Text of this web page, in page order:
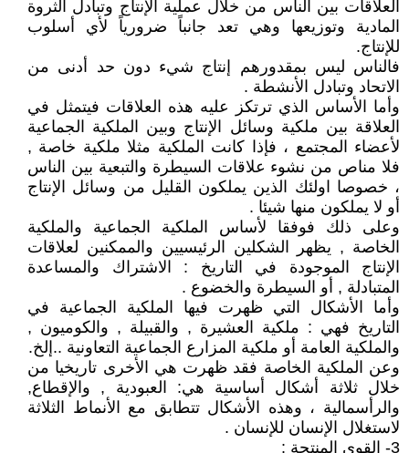
العلاقات بين الناس من خلال عملية الإنتاج وتبادل الثروة
المادية وتوزيعها وهي تعد جانباً ضرورياً لأي أسلوب
للإنتاج.
فالناس ليس بمقدورهم إنتاج شيء دون حد أدنى من
الاتحاد وتبادل الأنشطة .
وأما الأساس الذي ترتكز عليه هذه العلاقات فيتمثل في
العلاقة بين ملكية وسائل الإنتاج وبين الملكية الجماعية
لأعضاء المجتمع ، فإذا كانت الملكية مثلا ملكية خاصة ,
فلا مناص من نشوء علاقات السيطرة والتبعية بين الناس
، خصوصا اولئك الذين يملكون القليل من وسائل الإنتاج
أو لا يملكون منها شيئا .
وعلى ذلك فوفقا لأساس الملكية الجماعية والملكية
الخاصة , يظهر الشكلين الرئيسيين والممكنين لعلاقات
الإنتاج الموجودة في التاريخ : الاشتراك والمساعدة
المتبادلة , أو السيطرة والخضوع .
وأما الأشكال التي ظهرت فيها الملكية الجماعية في
التاريخ فهي : ملكية العشيرة , والقبيلة , والكوميون ,
والملكية العامة أو ملكية المزارع الجماعية التعاونية ..إلخ.
وعن الملكية الخاصة فقد ظهرت هي الأخرى تاريخيا من
خلال ثلاثة أشكال أساسية هي: العبودية , والإقطاع,
والرأسمالية ، وهذه الأشكال تتطابق مع الأنماط الثلاثة
لاستغلال الإنسان للإنسان .
3- القوى المنتجة :